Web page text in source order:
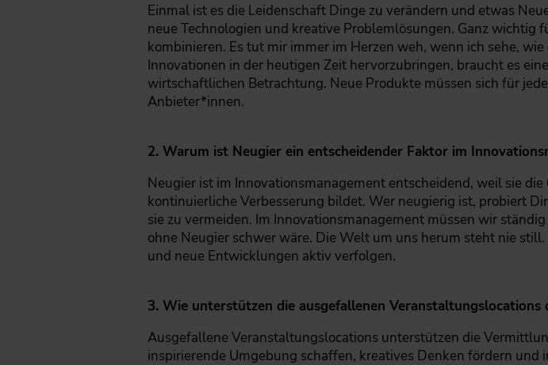
Einmal ist es die Leidenschaft Dinge zu verändern und etwas
neue Technologien und kreative Problemlösungen. Ganz
kombinieren. Es tut mir immer im Herzen weh, wenn ich sehe,
Innovationen in der heutigen Zeit hervorzubringen, braucht es
wirtschaftlichen Betrachtung. Neue Produkte müssen sich für
Anbieter*innen.
2. Warum ist Neugier ein entscheidender Faktor im
Neugier ist im Innovationsmanagement entscheidend, weil sie
kontinuierliche Verbesserung bildet. Wer neugierig ist, probiert
sie zu vermeiden. Im Innovationsmanagement müssen wir
ohne Neugier schwer wäre. Die Welt um uns herum steht nie
und neue Entwicklungen aktiv verfolgen.
3. Wie unterstützen die ausgefallenen
Ausgefallene Veranstaltungslocations unterstützen die
inspirierende Umgebung schaffen, kreatives Denken fördern